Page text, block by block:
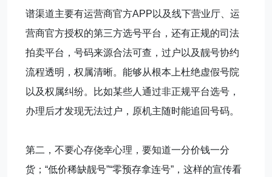
谱渠道主要有运营商官方APP以及线下营业厅、运
营商官方授权的第三方选号平台，还有正规的司法
拍卖平台，号码来源合法可查，过户以及靓号协约
流程透明，权属清晰。能够从根本上杜绝虚假号院
以及权属纠纷。比如某些人通过非正规平台选号，
办理后才发现无法过户，原机主随时能追回号码。
第二，不要心存侥幸心理，要知道一分价钱一分
货；“低价稀缺靓号”“零预存拿连号”，这样的宣传看